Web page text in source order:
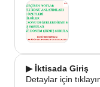
▶ İktisada Giriş
Detaylar için